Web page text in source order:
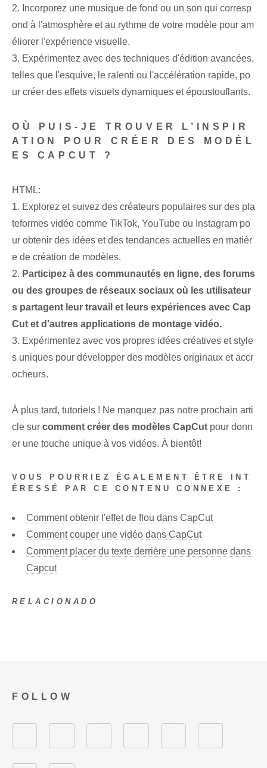
2. Incorporez une musique de fond ou un son qui corresp
ond à l'atmosphère et au rythme de votre modèle pour am
éliorer l'expérience visuelle.
3. Expérimentez avec des techniques d'édition avancées,
telles que l'esquive, le ralenti ou l'accélération rapide, po
ur créer des effets visuels dynamiques et époustouflants.
OÙ PUIS-JE TROUVER L’INSPIR
ATION POUR CRÉER DES MODÈL
ES CAPCUT ?
HTML:
1. Explorez et suivez des créateurs populaires sur des pla
teformes vidéo comme TikTok, YouTube ou Instagram po
ur obtenir des idées et des tendances actuelles en matièr
e de création de modèles.
2. Participez à des communautés en ligne, des forums
ou des groupes de réseaux sociaux où les utilisateur
s partagent leur travail et leurs expériences avec Cap
Cut et d'autres applications de montage vidéo.
3. Expérimentez avec vos propres idées créatives et style
s uniques pour développer des modèles originaux et accr
ocheurs.
À plus tard, tutoriels ! Ne manquez pas notre prochain arti
cle sur comment créer des modèles CapCut pour donn
er une touche unique à vos vidéos. À bientôt!
VOUS POURRIEZ ÉGALEMENT ÊTRE INT
ÉRESSÉ PAR CE CONTENU CONNEXE :
Comment obtenir l'effet de flou dans CapCut
Comment couper une vidéo dans CapCut
Comment placer du texte derrière une personne dans
Capcut
RELACIONADO
FOLLOW